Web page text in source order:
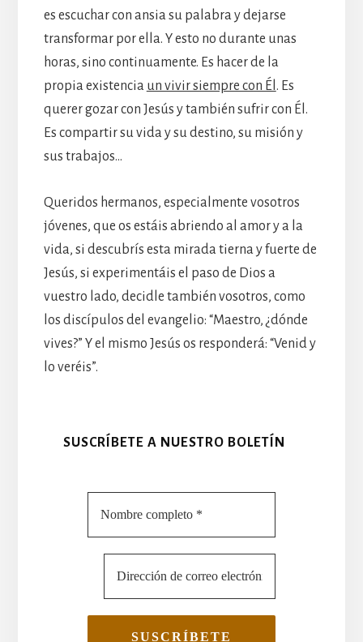
es escuchar con ansia su palabra y dejarse
transformar por ella. Y esto no durante unas
horas, sino continuamente. Es hacer de la
propia existencia un vivir siempre con Él . Es
querer gozar con Jesús y también sufrir con Él.
Es compartir su vida y su destino, su misión y
sus trabajos…
Queridos hermanos, especialmente vosotros
jóvenes, que os estáis abriendo al amor y a la
vida, si descubrís esta mirada tierna y fuerte de
Jesús, si experimentáis el paso de Dios a
vuestro lado, decidle también vosotros, como
los discípulos del evangelio: “Maestro, ¿dónde
vives?” Y el mismo Jesús os responderá: “Venid y
lo veréis”.
SUSCRÍBETE A NUESTRO BOLETÍN